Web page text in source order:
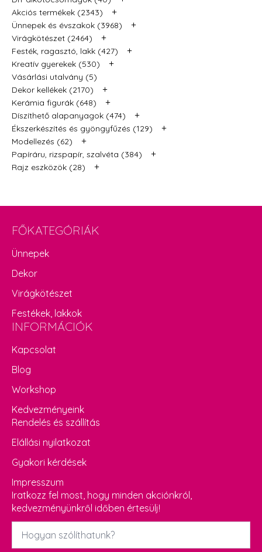
Akciós termékek (2343) +
Ünnepek és évszakok (3968) +
Virágkötészet (2464) +
Festék, ragasztó, lakk (427) +
Kreatív gyerekek (530) +
Vásárlási utalvány (5)
Dekor kellékek (2170)
+
Kerámia figurák (648) +
Díszíthető alapanyagok (474) +
Ékszerkészítés és gyöngyfűzés (129) +
Modellezés (62) +
Papíráru, rizspapír, szalvéta (384) +
Rajz eszközök (28) +
FŐKATEGÓRIÁK
Ünnepek
Dekor
Virágkötészet
Festékek, lakkok
INFORMÁCIÓK
Kapcsolat
Blog
Workshop
Kedvezményeink
Rendelés és szállítás
Elállási nyilatkozat
Gyakori kérdések
Impresszum
Iratkozz fel most, hogy minden akciónkról,
kedvezményünkről időben értesülj!
Név